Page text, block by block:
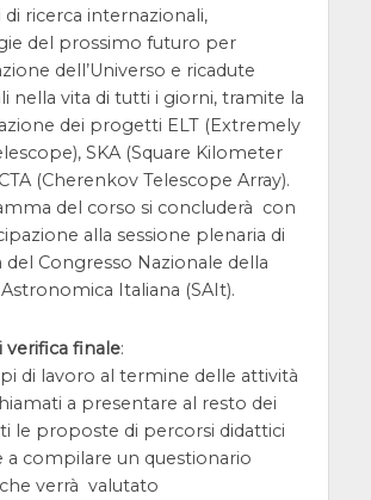
ricerca internazionali,
del prossimo futuro per
dell’Universo e ricadute
nella vita di tutti i giorni, tramite la
dei progetti ELT (Extremely
SKA (Square Kilometer
(Cherenkov Telescope Array).
del corso si concluderà con
alla sessione plenaria di
del Congresso Nazionale della
Italiana (SAIt).
verifica finale:
di lavoro al termine delle attività
a presentare al resto dei
le proposte di percorsi didattici
a compilare un questionario
verrà valutato